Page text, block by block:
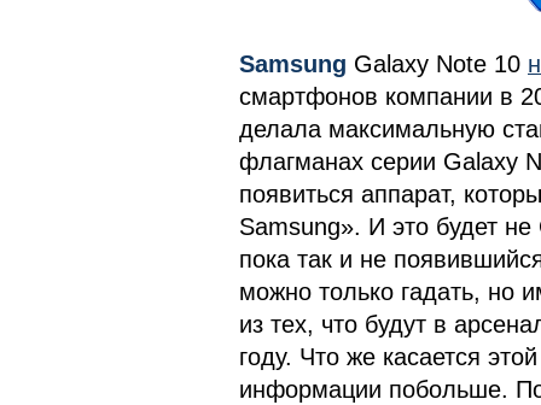
Samsung Galaxy Note 10
смартфонов компании в
делала максимальную
флагманах серии Galaxy
появиться аппарат,
Samsung». И это будет
пока так и не
можно только гадать, но
из тех, что будут в
году. Что же касается
информации побольше.